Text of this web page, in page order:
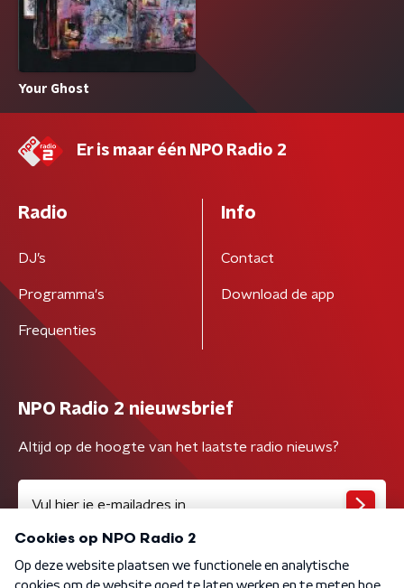
Your Ghost
Er is maar één NPO Radio 2
Radio
DJ’s
Programma's
Frequenties
Info
Contact
Download de app
NPO Radio 2 nieuwsbrief
Altijd op de hoogte van het laatste radio nieuws?